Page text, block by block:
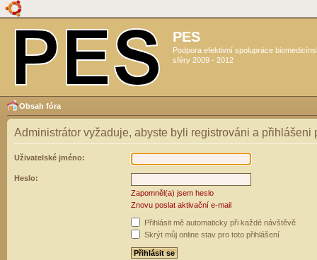
PES
Podpora efektivní spolupráce
sféry 2009 - 2012
Obsah fóra
Administrátor vyžaduje, abyste byli registrováni a přihlášeni
Uživatelské jméno:
Heslo:
Zapomněl(a) jsem heslo
Znovu poslat aktivační e-mail
Přihlásit mě automaticky při každé návštěvě
Skrýt můj online stav pro toto přihlášení